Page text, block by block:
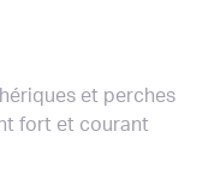
et perches
fort et courant